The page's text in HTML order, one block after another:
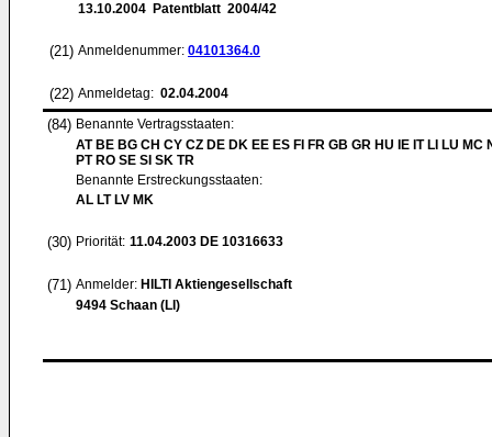
13.10.2004 Patentblatt 2004/42
(21) Anmeldenummer: 04101364.0
(22) Anmeldetag: 02.04.2004
(84) Benannte Vertragsstaaten:
AT BE BG CH CY CZ DE DK EE ES FI FR GB GR HU IE IT LI LU MC
PT RO SE SI SK TR
Benannte Erstreckungsstaaten:
AL LT LV MK
(30) Priorität: 11.04.2003 DE 10316633
(71) Anmelder: HILTI Aktiengesellschaft
9494 Schaan (LI)